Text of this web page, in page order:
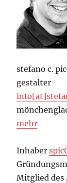
stefano c.
gestalter
mehr
Inhaber
Mitglied des